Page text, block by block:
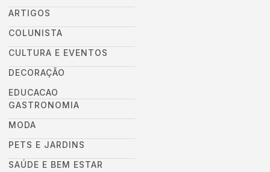
ARTIGOS
COLUNISTA
CULTURA E EVENTOS
DECORAÇÃO
EDUCACAO
GASTRONOMIA
MODA
PETS E JARDINS
SAÚDE E BEM ESTAR